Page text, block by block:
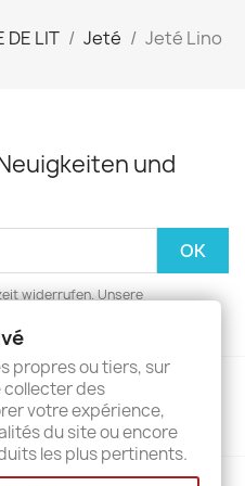
DE LIT Jeté
Jeté Lino
und
widerrufen. Unsere
der Datenschutzerklärung.
propres ou tiers, sur
des
votre expérience,
du site ou encore
les plus pertinents.